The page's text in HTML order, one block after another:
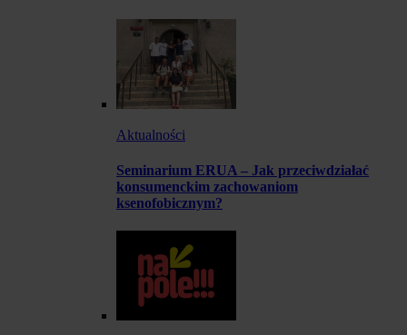
Aktualności
Seminarium ERUA – Jak przeciwdziałać
konsumenckim zachowaniom
ksenofobicznym?